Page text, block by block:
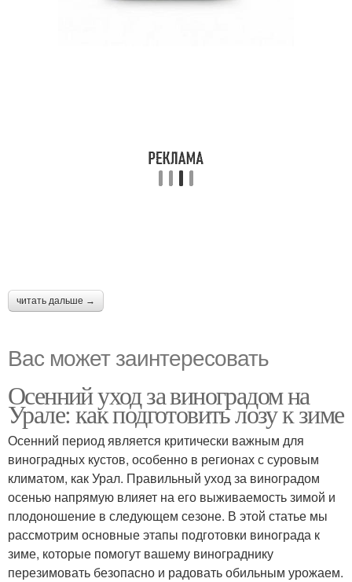
читать дальше →
Вас может заинтересовать
Осенний уход за виноградом на
Урале: как подготовить лозу к зиме
Осенний период является критически важным для
виноградных кустов, особенно в регионах с суровым
климатом, как Урал. Правильный уход за виноградом
осенью напрямую влияет на его выживаемость зимой и
плодоношение в следующем сезоне. В этой статье мы
рассмотрим основные этапы подготовки винограда к
зиме, которые помогут вашему винограднику
перезимовать безопасно и радовать обильным урожаем.